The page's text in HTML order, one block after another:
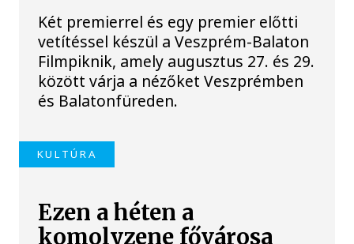
Két premierrel és egy premier előtti
vetítéssel készül a Veszprém-Balaton
Filmpiknik, amely augusztus 27. és 29.
között várja a nézőket Veszprémben
és Balatonfüreden.
KULTÚRA
Ezen a héten a
komolyzene fővárosa